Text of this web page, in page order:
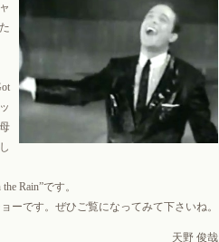
Rain”です。
です。ぜひご覧になってみて下さいね。
天野 俊哉